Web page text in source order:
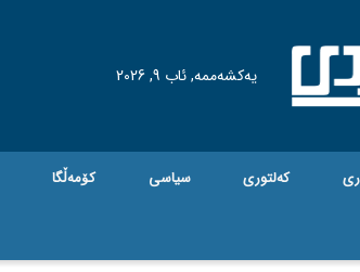
یەکشەممە, ئاب 9, 2026
کەلتوری سیاسی کۆمەڵگا